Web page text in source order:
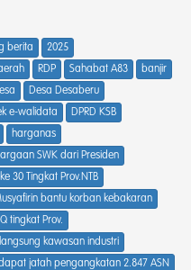
berita
2025
RDP Sahabat A83
banjir
Desa Desaberu
e-walidata
DPRD KSB
harganas
SWK dari Presiden
30 Tingkat Prov.NTB
bantu korban kebakaran
tingkat Prov.
kawasan industri
dapat jatah pengangkatan 2.847 ASN